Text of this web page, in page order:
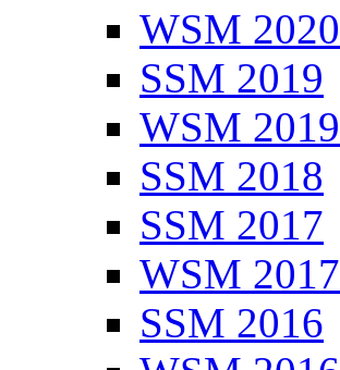
WSM 2020
SSM 2019
WSM 2019
SSM 2018
SSM 2017
WSM 2017
SSM 2016